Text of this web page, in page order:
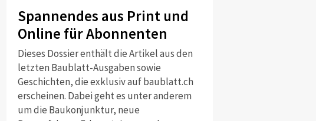
Spannendes aus Print und
Online für Abonnenten
Dieses Dossier enthält die Artikel aus den
letzten Baublatt-Ausgaben sowie
Geschichten, die exklusiv auf baublatt.ch
erscheinen. Dabei geht es unter anderem
um die Baukonjunktur, neue